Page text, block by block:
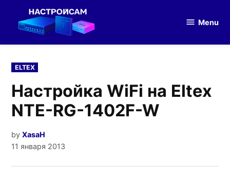
оборудования
Menu
POSTED
IN
ELTEX
Настройка WiFi на Eltex
NTE-RG-1402F-W
by XasaH
11 января 2013